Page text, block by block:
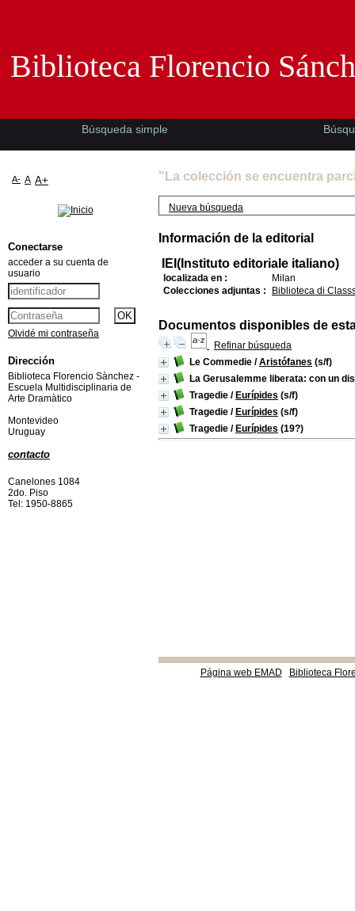
"La colección se encuentra
Nueva búsqueda
Información de la editorial
IEI(Instituto editoriale italiano)
localizada en :
Milan
Colecciones adjuntas :
Biblioteca di
Documentos disponibles de
Refinar búsqueda
Le Commedie /Aristófanes (s/f)
La Gerusalemme liberata: con un
Tragedie / Eurípides (s/f)
Tragedie / Eurípides (s/f)
Tragedie / Eurípides (19?)
Página web EMAD Biblioteca
Biblioteca Florencio
Búsqueda simple
A- A A+
Conectarse
acceder a su cuenta de
usuario
Olvidé mi contraseña
Dirección
Biblioteca Florencio Sànchez -
Escuela Multidisciplinaria de
Arte Dramàtico
Montevideo
Uruguay
contacto
Canelones 1084
2do. Piso
Tel: 1950-8865